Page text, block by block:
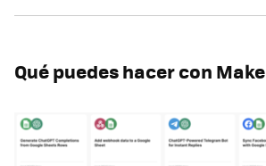
Qué puedes hacer con Make